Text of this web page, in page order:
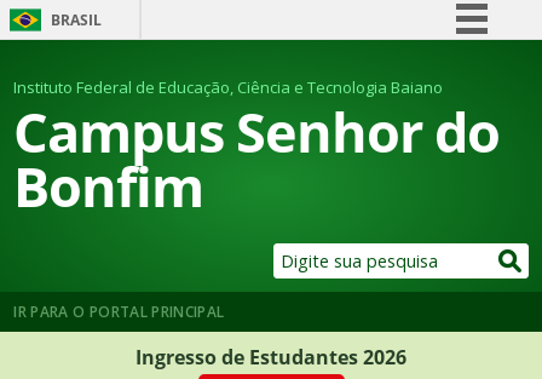
BRASIL
Comunica BR
Participe
Instituto Federal de Educação, Ciência e Tecnologia Baiano
Campus Senhor do
Bonfim
IR PARA O PORTAL PRINCIPAL
Ingresso de Estudantes 2026